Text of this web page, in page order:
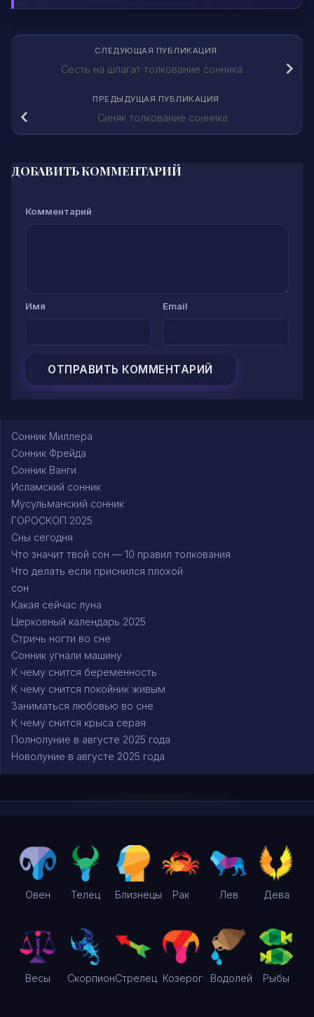
СЛЕДУЮЩАЯ ПУБЛИКАЦИЯ
Сесть на шпагат толкование сонника
ПРЕДЫДУЩАЯ ПУБЛИКАЦИЯ
Синяк толкование сонника
ДОБАВИТЬ КОММЕНТАРИЙ
Комментарий
Имя Email
Сонник Миллера
Сонник Фрейда
Сонник Ванги
Исламский сонник
Мусульманский сонник
ГОРОСКОП 2025
Сны сегодня
Что значит твой сон — 10 правил толкования
Что делать если приснился плохой
сон
Какая сейчас луна
Церковный календарь 2025
Стричь ногти во сне
Сонник угнали машину
К чему снится беременность
К чему снится покойник живым
Заниматься любовью во сне
К чему снится крыса серая
Полнолуние в августе 2025 года
Новолуние в августе 2025 года
Овен Телец Близнецы Рак Лев Дева
Весы СкорпионСтрелец Козерог Водолей Рыбы